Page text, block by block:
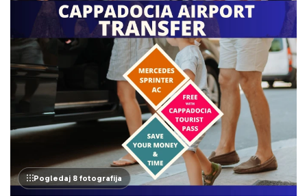
Pogledaj 8 fotografija